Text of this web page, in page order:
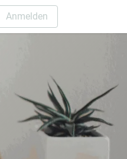
Anmelden